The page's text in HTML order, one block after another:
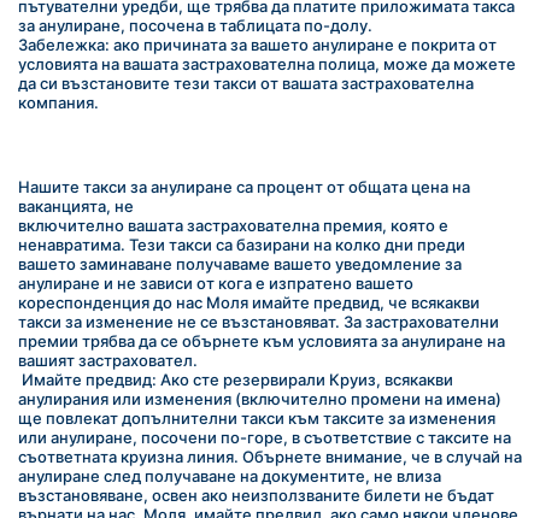
пътувателни уредби, ще трябва да платите приложимата такса
за анулиране, посочена в таблицата по-долу.
Забележка: ако причината за вашето анулиране е покрита от
условията на вашата застрахователна полица, може да можете
да си възстановите тези такси от вашата застрахователна
компания.
Нашите такси за анулиране са процент от общата цена на
ваканцията, не
включително вашата застрахователна премия, която е
ненавратима. Тези такси са базирани на колко дни преди
вашето заминаване получаваме вашето уведомление за
анулиране и не зависи от кога е изпратено вашето
кореспонденция до нас Моля имайте предвид, че всякакви
такси за изменение не се възстановяват. За застрахователни
премии трябва да се обърнете към условията за анулиране на
вашият застраховател.
Имайте предвид: Ако сте резервирали Круиз, всякакви
анулирания или изменения (включително промени на имена)
ще повлекат допълнителни такси към таксите за изменения
или анулиране, посочени по-горе, в съответствие с таксите на
съответната круизна линия. Обърнете внимание, че в случай на
анулиране след получаване на документите, не влиза
възстановяване, освен ако неизползваните билети не бъдат